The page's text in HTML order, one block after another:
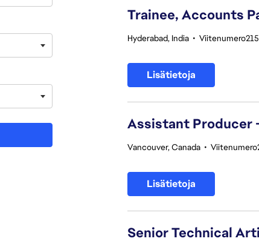
Trainee, Accounts
Hyderabad, India •
Lisätietoja
Assistant Producer
Vancouver, Canada •
Lisätietoja
Senior Technical